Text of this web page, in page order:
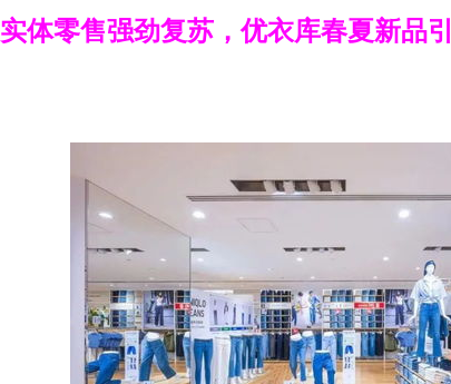
实体零售强劲复苏，优衣库春夏新品